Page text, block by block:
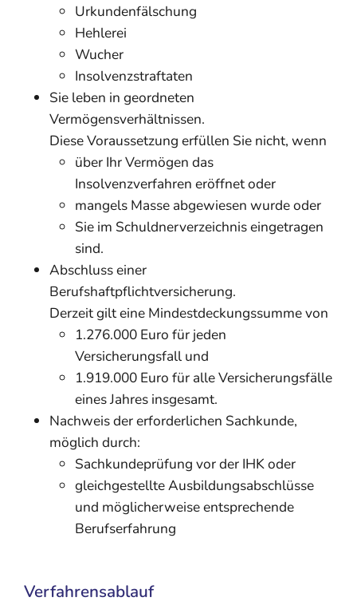
Urkundenfälschung
Hehlerei
Wucher
Insolvenzstraftaten
Sie leben in geordneten
Vermögensverhältnissen.
Diese Voraussetzung erfüllen Sie nicht, wenn
über Ihr Vermögen das
Insolvenzverfahren eröffnet oder
mangels Masse abgewiesen wurde oder
Sie im Schuldnerverzeichnis eingetragen
sind.
Abschluss einer
Berufshaftpflichtversicherung.
Derzeit gilteine Mindestdeckungssumme von
1.276.000 Euro für jeden
Versicherungsfall und
1.919.000 Euro für alle Versicherungsfälle
eines Jahres insgesamt.
Nachweis der erforderlichen Sachkunde,
möglich durch:
Sachkundeprüfung vor der IHK oder
gleichgestellte Ausbildungsabschlüsse
und möglicherweise entsprechende
Berufserfahrung
Verfahrensablauf